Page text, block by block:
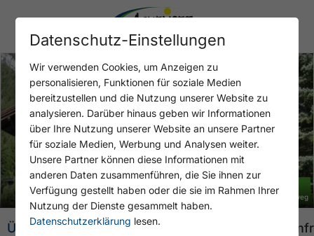
© Haus am Sonnweg
Open Haus am Sonnweg - Sommer
+ 1 BILD
Übersicht Angebote Ausstattung
Datenschutz-Einstellungen
Wir verwenden Cookies, um Anzeigen zu
personalisieren, Funktionen für soziale Medien
bereitzustellen und die Nutzung unserer Website zu
analysieren. Darüber hinaus geben wir Informationen
über Ihre Nutzung unserer Website an unsere Partner
für soziale Medien, Werbung und Analysen weiter.
Unsere Partner können diese Informationen mit
anderen Daten zusammenführen, die Sie ihnen zur
Verfügung gestellt haben oder die sie im Rahmen Ihrer
Nutzung der Dienste gesammelt haben.
Datenschutzerklärung lesen.